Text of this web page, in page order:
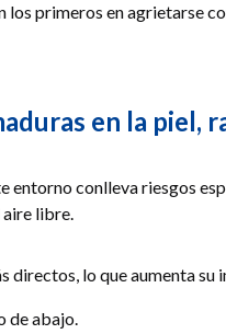
los primeros en agrietarse
en la piel,
entorno conlleva riesgos
aire libre.
directos, lo que aumenta su
de abajo.